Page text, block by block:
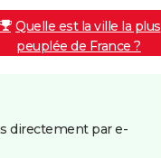
Quelle est la ville la plus
peuplée de France ?
directement par e-